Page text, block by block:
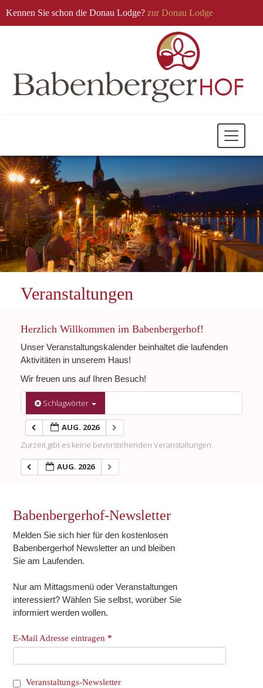
Kennen Sie schon die Donau Lodge? zur Donau Lodge
Mobile
Veranstaltungen
Herzlich Willkommen im Babenbergerhof!
Unser Veranstaltungskalender beinhaltet die laufenden
Aktivitäten in unserem Haus!
Wir freuen uns auf Ihren Besuch!
Schlagwörter
AUG. 2026
Zurzeit gibt es keine bevorstehenden Veranstaltungen.
AUG. 2026
Babenbergerhof-Newsletter
Melden Sie sich hier für den kostenlosen
Babenbergerhof Newsletter an und bleiben
Sie am Laufenden.
Nur am Mittagsmenü oder Veranstaltungen
interessiert? Wählen Sie selbst, worüber Sie
informiert werden wollen.
E-Mail Adresse eintragen*
Veranstaltungs-Newsletter